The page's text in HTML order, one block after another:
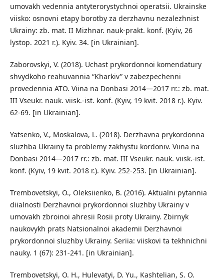
umovakh vedennia antyterorystychnoi operatsii. Ukrainske
viisko: osnovni etapy borotby za derzhavnu nezalezhnist
Ukrainy: zb. mat. II Mizhnar. nauk-prakt. konf. (Kyiv, 26
lystop. 2021 r.). Kyiv. 34. [in Ukrainian].
Zaborovskyi, V. (2018). Uchast prykordonnoi komendatury
shvydkoho reahuvannia “Kharkiv” v zabezpechenni
provedennia ATO. Viina na Donbasi 2014—2017 rr.: zb. mat.
III Vseukr. nauk. viisk.-ist. konf. (Kyiv, 19 kvit. 2018 r.). Kyiv.
62-69. [in Ukrainian].
Yatsenko, V., Moskalova, L. (2018). Derzhavna prykordonna
sluzhba Ukrainy ta problemy zakhystu kordoniv. Viina na
Donbasi 2014—2017 rr.: zb. mat. III Vseukr. nauk. viisk.-ist.
konf. (Kyiv, 19 kvit. 2018 r.). Kyiv. 252-253. [in Ukrainian].
Trembovetskyi, O., Oleksiienko, B. (2016). Aktualni pytannia
diialnosti Derzhavnoi prykordonnoi sluzhby Ukrainy v
umovakh zbroinoi ahresii Rosii proty Ukrainy. Zbirnyk
naukovykh prats Natsionalnoi akademii Derzhavnoi
prykordonnoi sluzhby Ukrainy. Seriia: viiskovi ta tekhnichni
nauky. 1 (67): 231-241. [in Ukrainian].
Trembovetskyi, O. H., Hulevatyi, D. Yu., Kashtelian, S. O.